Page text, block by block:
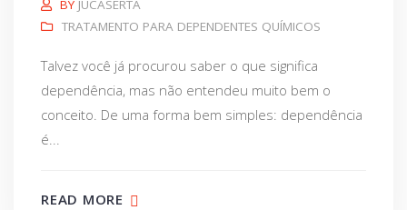
BY JUCASERTA
TRATAMENTO PARA DEPENDENTES QUÍMICOS
Talvez você já procurou saber o que significa
dependência, mas não entendeu muito bem o
conceito. De uma forma bem simples: dependência
é...
READ MORE